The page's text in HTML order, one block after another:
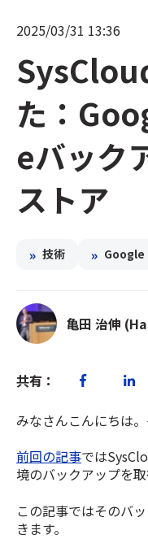
2025/03/31 13:36
た：
eバック
ストア
» 技術 » Google
亀田 治伸
共有：
みなさんこんにちは
前回の記事では
境のバックアップを取
この記事ではそのバ
きます。